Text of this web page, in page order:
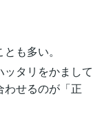
も多い。
タリをかまして
せるのが「正